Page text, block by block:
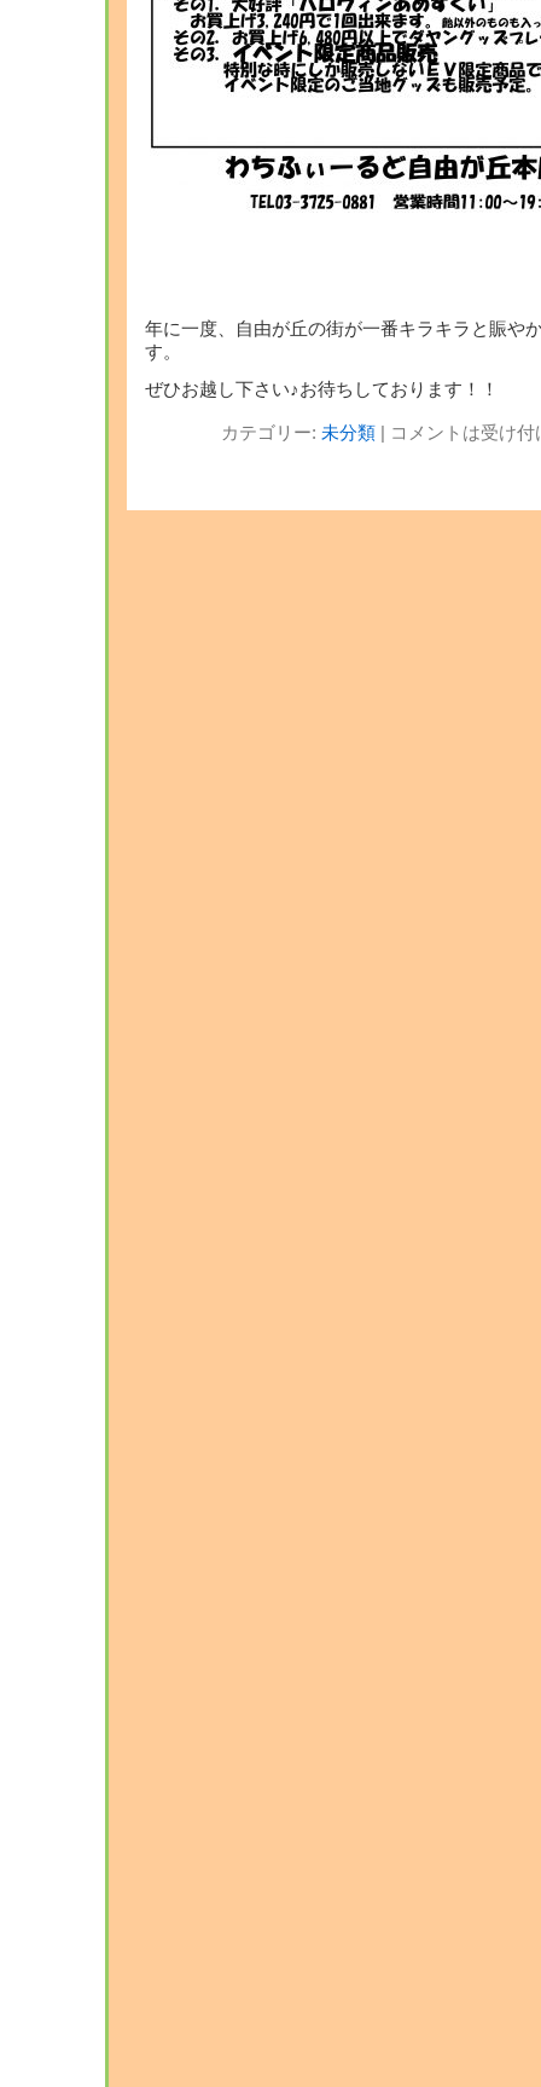
年に一度、自由が丘の街が一番キラキラと賑や
す。
ぜひお越し下さい♪お待ちしております！！
カテゴリー: 未分類| コメントは受け